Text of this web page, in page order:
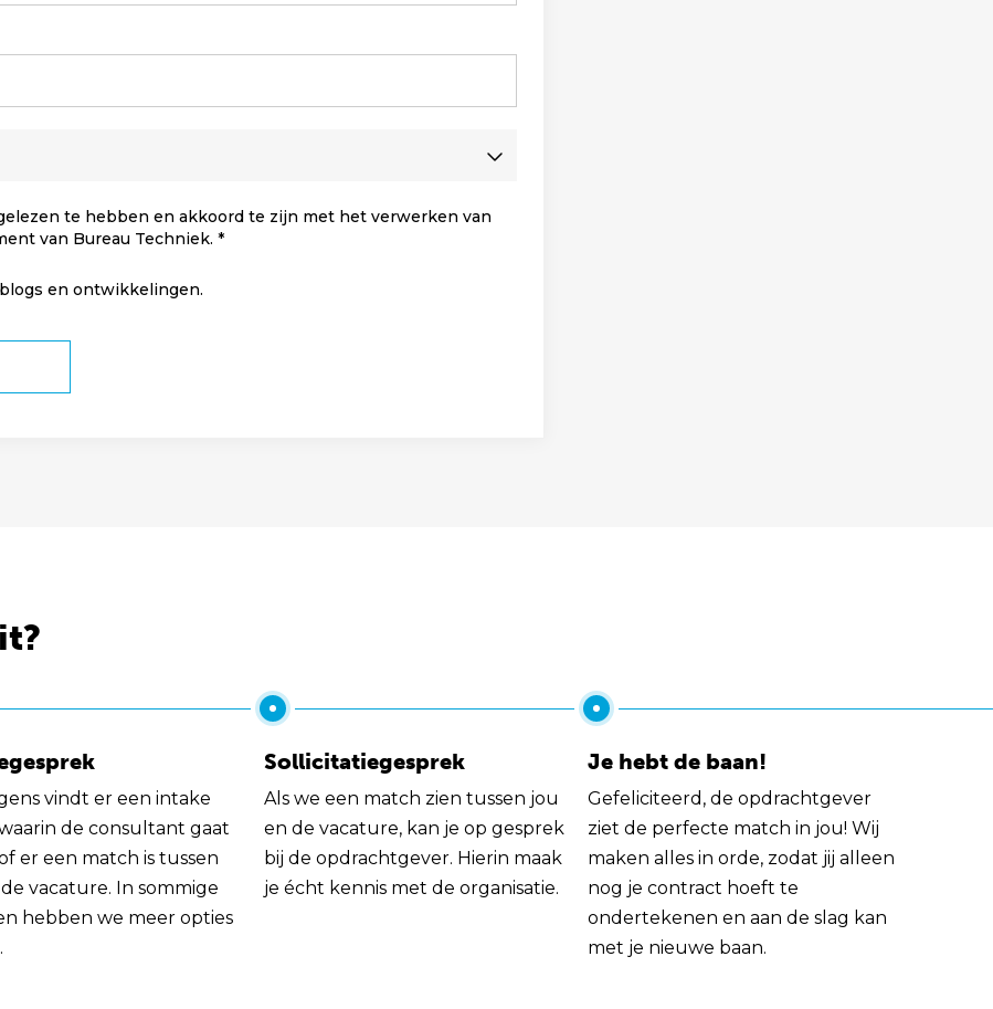
te hebben en akkoord te zijn met het verwerken van
van Bureau Techniek.
en ontwikkelingen.
vindt er een intake
de consultant gaat
er een match is tussen
vacature. In sommige
hebben we meer opties
Sollicitatiegesprek
Als we een match zien tussen jou
en de vacature, kan je op gesprek
bij de opdrachtgever. Hierin maak
je écht kennis met de organisatie.
Je hebt de baan!
Gefeliciteerd, de opdrachtgever
ziet de perfecte match in jou! Wij
maken alles in orde, zodat jij alleen
nog je contract hoeft te
ondertekenen en aan de slag kan
met je nieuwe baan.